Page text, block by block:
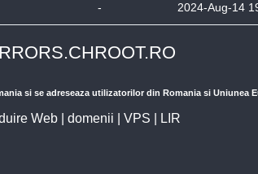
- 2024-Aug-14
si se adreseaza utilizatorilor din Romania si Uniunea
Web| domenii VPS LIR